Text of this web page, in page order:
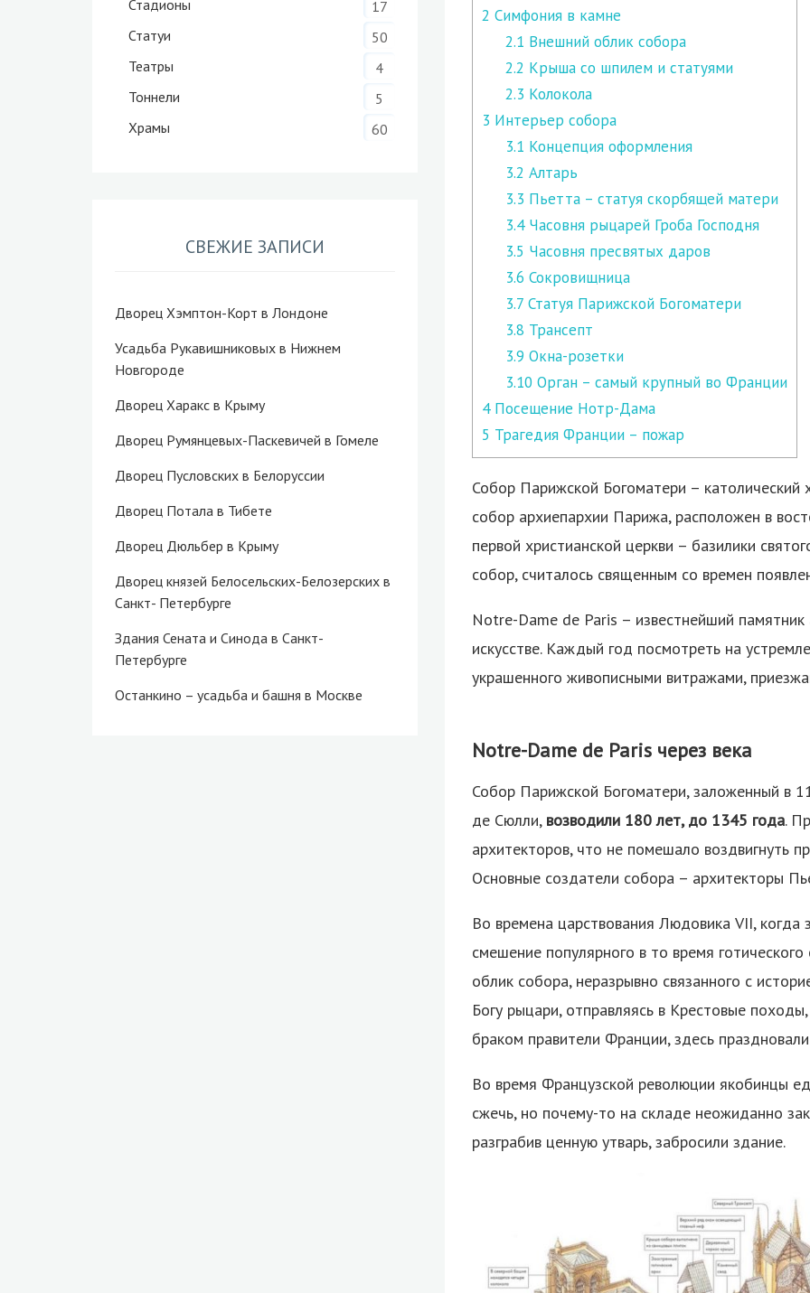
2 Симфония в камне
2.1 Внешний облик собора
2.2 Крыша со шпилем и статуями
2.3 Колокола
3 Интерьер собора
3.1 Концепция оформления
3.2 Алтарь
3.3 Пьетта – статуя скорбящей матери
3.4Часовня рыцарей Гроба Господня
3.5 Часовня пресвятых даров
3.6 Сокровищница
3.7Статуя Парижской Богоматери
3.8 Трансепт
3.9 Окна-розетки
3.10 Орган – самый крупный во Франции
4Посещение Нотр-Дама
5 Трагедия Франции – пожар
Собор Парижской Богоматери –
собор архиепархии Парижа, расположен в
первой христианской церкви – базилики
собор, считалось священным со времен
Notre-Dame de Paris – известнейший
искусстве. Каждый год посмотреть на
украшенного живописными витражами,
Notre-Dame de Paris через века
Собор Парижской Богоматери, заложенный в
де Сюлли, возводили 180 лет, до 1345 года.
архитекторов, что не помешало воздвигнуть
Основные создатели собора – архитекторы
Во времена царствования Людовика VII, когда
смешение популярного в то время
облик собора, неразрывно связанного с
Богу рыцари, отправляясь в Крестовые
браком правители Франции, здесь
Во время Французской революции якобинцы
сжечь, но почему-то на складе неожиданно
разграбив ценную утварь, забросили здание.
Стадионы
17
Статуи
50
Театры
4
Тоннели
5
Храмы
60
СВЕЖИЕ ЗАПИСИ
Дворец Хэмптон-Корт в Лондоне
Усадьба Рукавишниковых в Нижнем
Новгороде
Дворец Харакс в Крыму
Дворец Румянцевых-Паскевичей в Гомеле
Дворец Пусловских в Белоруссии
Дворец Потала в Тибете
Дворец Дюльбер в Крыму
Дворец князей Белосельских-Белозерских в
Санкт- Петербурге
Здания Сената и Синода в Санкт-
Петербурге
Останкино – усадьба и башня в Москве